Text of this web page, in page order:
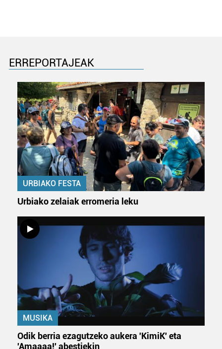
ERREPORTAJEAK
URBIAKO FESTA
Urbiako zelaiak erromeria leku
MUSIKA
Odik berria ezagutzeko aukera 'KimiK' eta
'Amaaaa!' abestiekin